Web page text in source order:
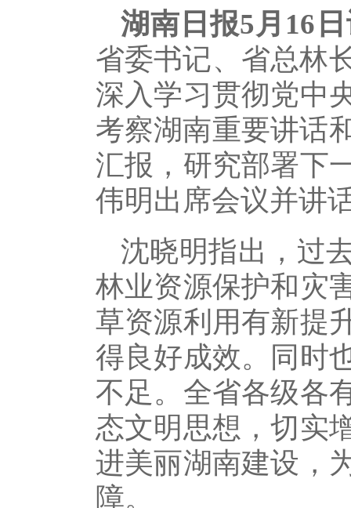
湖南日报5月16
省委书记、省总林
深入学习贯彻党中
考察湖南重要讲话
汇报，研究部署下
伟明出席会议并讲
沈晓明指出，过
林业资源保护和灾
草资源利用有新提
得良好成效。同时
不足。全省各级各
态文明思想，切实
进美丽湖南建设，
障。